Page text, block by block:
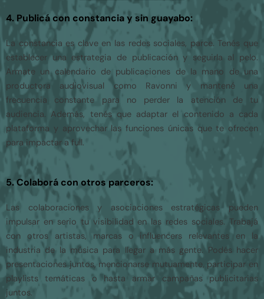
4. Publicá con constancia y sin guayabo:
La constancia es clave en las redes sociales, parce. Tenés que
establecer una estrategia de publicación y seguirla al pelo.
Armate un calendario de publicaciones de la mano de una
productora audiovisual como Ravonni y mantené una
frecuencia constante para no perder la atención de tu
audiencia. Además, tenés que adaptar el contenido a cada
plataforma y aprovechar las funciones únicas que te ofrecen
para impactar a full.
5. Colaborá con otros parceros:
Las colaboraciones y asociaciones estratégicas pueden
impulsar en serio tu visibilidad en las redes sociales. Trabajá
con otros artistas, marcas o influencers relevantes en la
industria de la música para llegar a más gente. Podés hacer
presentaciones juntos, mencionarse mutuamente, participar en
playlists temáticas o hasta armar campañas publicitarias
juntos.